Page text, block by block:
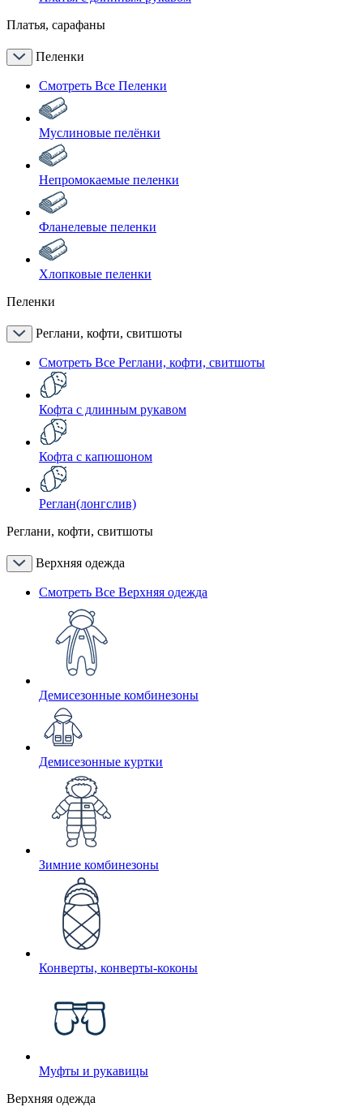
Платья, сарафаны
Пеленки
Смотреть Все Пеленки
Муслиновые пелёнки
Непромокаемые пеленки
Фланелевые пеленки
Хлопковые пеленки
Пеленки
Реглани, кофти, свитшоты
Смотреть Все Реглани, кофти, свитшоты
Кофта с длинным рукавом
Кофта с капюшоном
Реглан(лонгслив)
Реглани, кофти, свитшоты
Верхняя одежда
Смотреть Все Верхняя одежда
Демисезонные комбинезоны
Демисезонные куртки
Зимние комбинезоны
Конверты, конверты-коконы
Муфты и рукавицы
Верхняя одежда